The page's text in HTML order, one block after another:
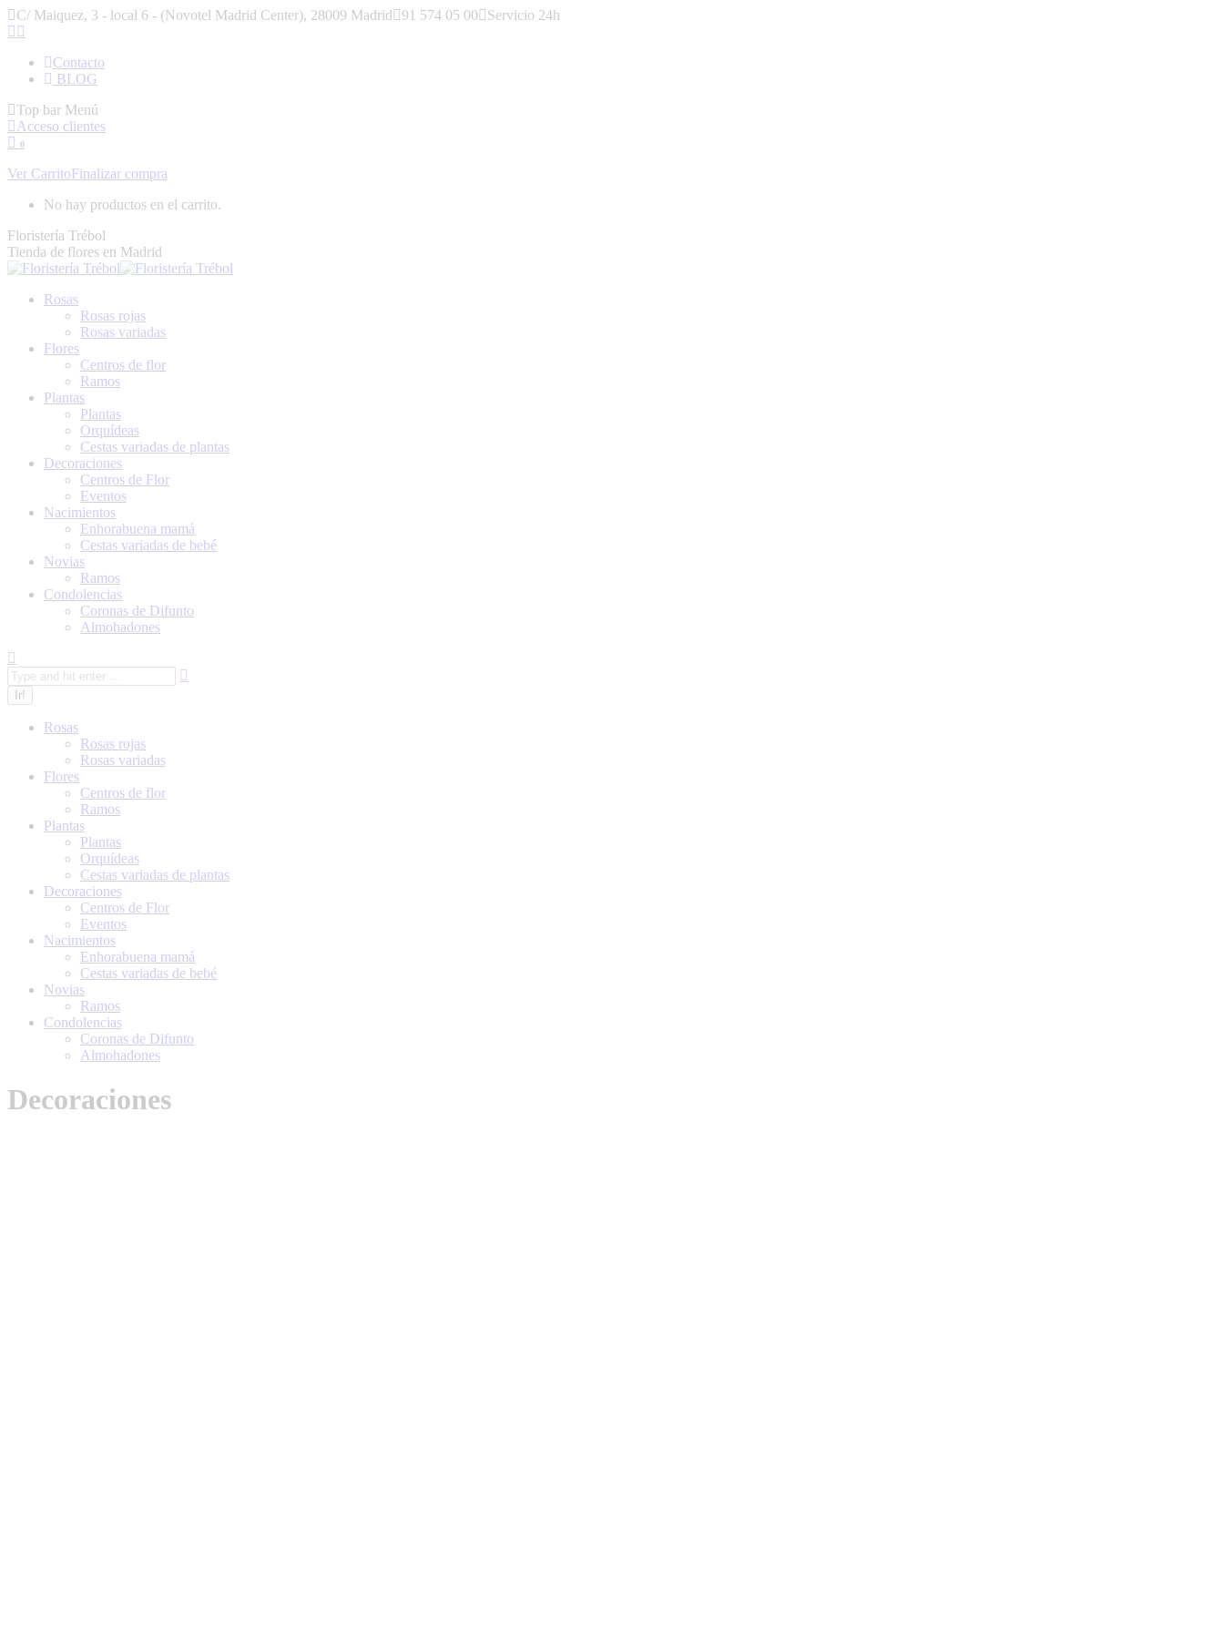
Saltar
al
C/ Maiquez, 3 - local 6 - (Novotel Madrid Center), 28009 Madrid 91 574 05 00
Servicio 24h
Facebook
opens
window
opens
in
window
Contacto
BLOG
Top bar Menú
Acceso clientes
0
Ver CarritoFinalizar compra
No hay productos en el carrito.
Floristería Trébol
Tienda de flores en Madrid
Rosas
Rosas rojas
Rosas variadas
Flores
Centros de flor
Ramos
Plantas
Plantas
Orquídeas
Cestas variadas de plantas
Decoraciones
Centros de Flor
Eventos
Nacimientos
Enhorabuena mamá
Cestas variadas de bebé
Novias
Ramos
Condolencias
Coronas de Difunto
Almohadones
Search:
Rosas
Rosas rojas
Rosas variadas
Flores
Centros de flor
Ramos
Plantas
Plantas
Orquídeas
Cestas variadas de plantas
Decoraciones
Centros de Flor
Eventos
Nacimientos
Enhorabuena mamá
Cestas variadas de bebé
Novias
Ramos
Condolencias
Coronas de Difunto
Almohadones
Decoraciones